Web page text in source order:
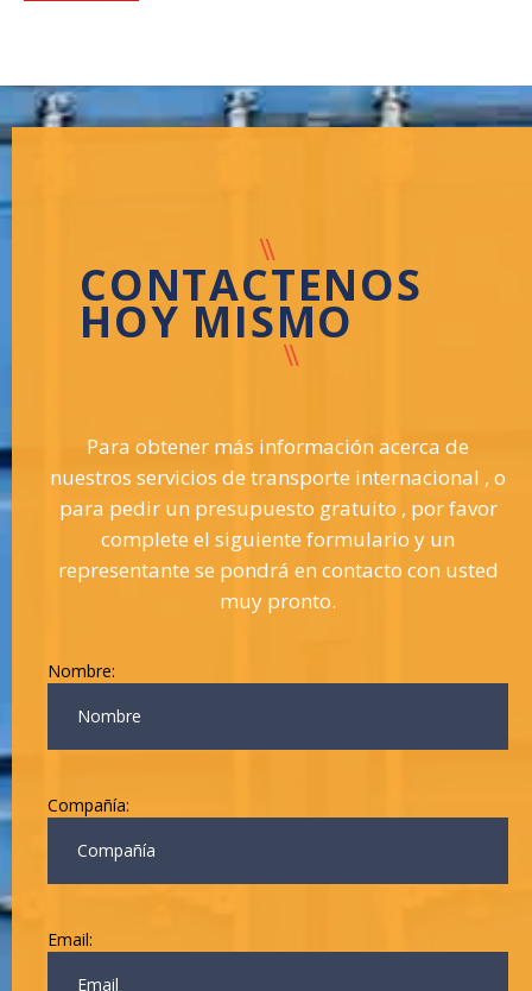
CONTACTENOS
HOY MISMO
Para obtener más información acerca de
nuestros servicios de transporte internacional , o
para pedir un presupuesto gratuito , por favor
complete el siguiente formulario y un
representante se pondrá en contacto con usted
muy pronto.
Nombre:
Compañía:
Email: